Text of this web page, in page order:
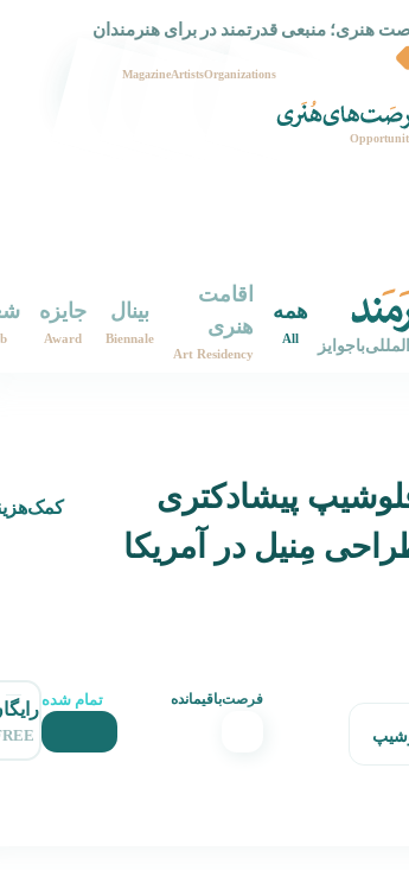
Organizations
Artists
Magazine
همه
All
اقامت
هنری
Art Residency
بینال
Biennale
جایزه
Award
پیشادکتری
مِنیل در آمریکا
فرصت‌باقیمانده تمام شده